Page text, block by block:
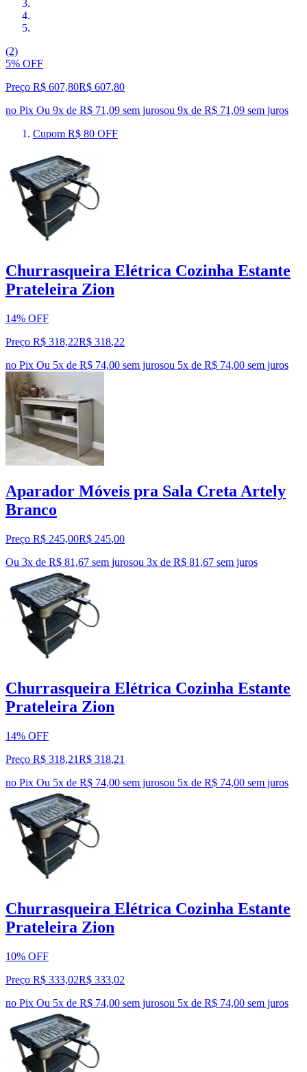
(2)
5% OFF
Preço R$ 607,80R$ 607,80
no Pix Ou 9x de R$ 71,09 sem jurosou 9x de R$ 71,09 sem juros
Cupom R$ 80 OFF
Churrasqueira Elétrica Cozinha Estante
Prateleira Zion
14% OFF
Preço R$ 318,22R$ 318,22
no Pix Ou 5x de R$ 74,00 sem jurosou 5x de R$ 74,00 sem juros
Aparador Móveis pra Sala Creta Artely
Branco
Preço R$ 245,00R$ 245,00
Ou 3x de R$ 81,67 sem jurosou 3x de R$ 81,67 sem juros
Churrasqueira Elétrica Cozinha Estante
Prateleira Zion
14% OFF
Preço R$ 318,21R$ 318,21
no Pix Ou 5x de R$ 74,00 sem jurosou 5x de R$ 74,00 sem juros
Churrasqueira Elétrica Cozinha Estante
Prateleira Zion
10% OFF
Preço R$ 333,02R$ 333,02
no Pix Ou 5x de R$ 74,00 sem jurosou 5x de R$ 74,00 sem juros